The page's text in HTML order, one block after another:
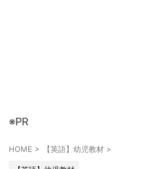
※PR
HOME > 【英語】幼児教材 >